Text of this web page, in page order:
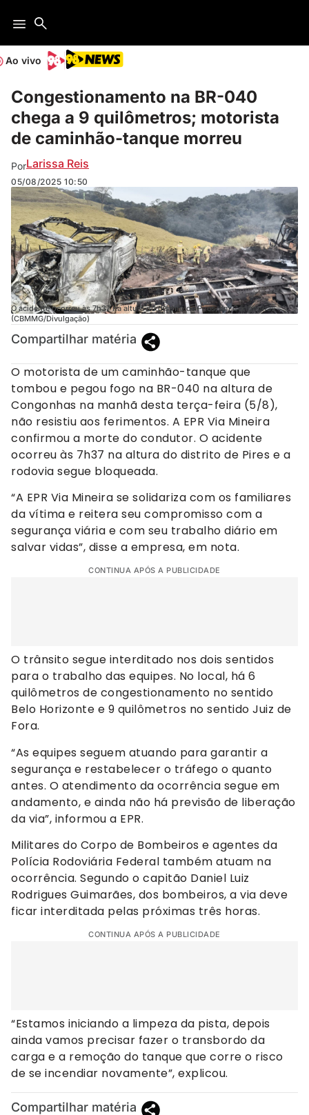
Ao vivo
Congestionamento na BR-040
chega a 9 quilômetros; motorista
de caminhão-tanque morreu
PorLarissa Reis
05/08/2025 10:50
O acidente ocorreu às 7h37 na altura do distrito de Pires, em Congonhas
(CBMMG/Divulgação)
Compartilhar matéria
O motorista de um caminhão-tanque que
tombou e pegou fogo na BR-040 na altura de
Congonhas na manhã desta terça-feira (5/8),
não resistiu aos ferimentos. A EPR Via Mineira
confirmou a morte do condutor. O acidente
ocorreu às 7h37 na altura do distrito de Pires e a
rodovia segue bloqueada.
“A EPR Via Mineira se solidariza com os familiares
da vítima e reitera seu compromisso com a
segurança viária e com seu trabalho diário em
salvar vidas”, disse a empresa, em nota.
CONTINUA APÓS A PUBLICIDADE
O trânsito segue interditado nos dois sentidos
para o trabalho das equipes. No local, há 6
quilômetros de congestionamento no sentido
Belo Horizonte e 9 quilômetros no sentido Juiz de
Fora.
“As equipes seguem atuando para garantir a
segurança e restabelecer o tráfego o quanto
antes. O atendimento da ocorrência segue em
andamento, e ainda não há previsão de liberação
da via”, informou a EPR.
Militares do Corpo de Bombeiros e agentes da
Polícia Rodoviária Federal também atuam na
ocorrência. Segundo o capitão Daniel Luiz
Rodrigues Guimarães, dos bombeiros, a via deve
ficar interditada pelas próximas três horas.
CONTINUA APÓS A PUBLICIDADE
“Estamos iniciando a limpeza da pista, depois
ainda vamos precisar fazer o transbordo da
carga e a remoção do tanque que corre o risco
de se incendiar novamente”, explicou.
Compartilhar matéria